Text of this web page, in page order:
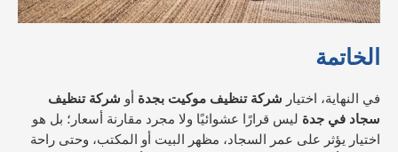
الخاتمة
في النهاية، اختيار شركة تنظيف موكيت بجدة أو شركة تنظيف
سجاد في جدة ليس قرارًا عشوائيًا ولا مجرد مقارنة أسعار؛ بل هو
اختيار يؤثر على عمر السجاد، مظهر البيت أو المكتب، وحتى راحة